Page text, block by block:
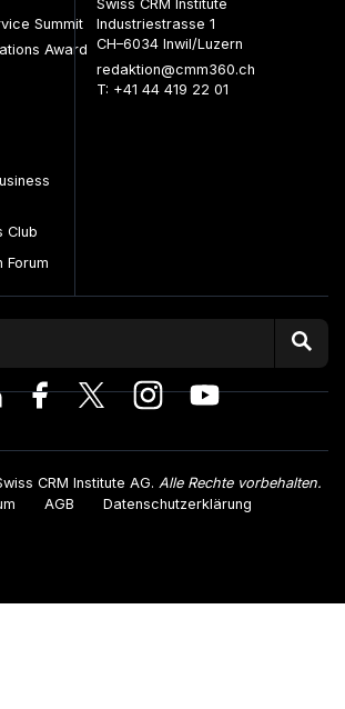
Summit
Award
Club
Forum
Swiss CRM Institute
Industriestrasse 1
CH–6034 Inwil/Luzern
redaktion@cmm360.ch
T: +41 44 419 22 01
CRM Institute AG. Alle Rechte vorbehalten.
AGB Datenschutzerklärung